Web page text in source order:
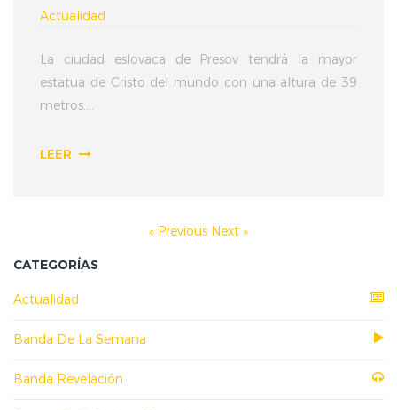
Actualidad
La ciudad eslovaca de Presov tendrá la mayor
estatua de Cristo del mundo con una altura de 39
metros....
LEER
« Previous Next »
CATEGORÍAS
Actualidad
Banda De La Semana
Banda Revelación